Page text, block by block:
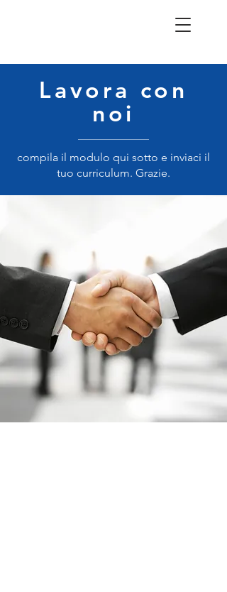
Lavora con
noi
compila il modulo qui sotto e inviaci il
tuo curriculum. Grazie.